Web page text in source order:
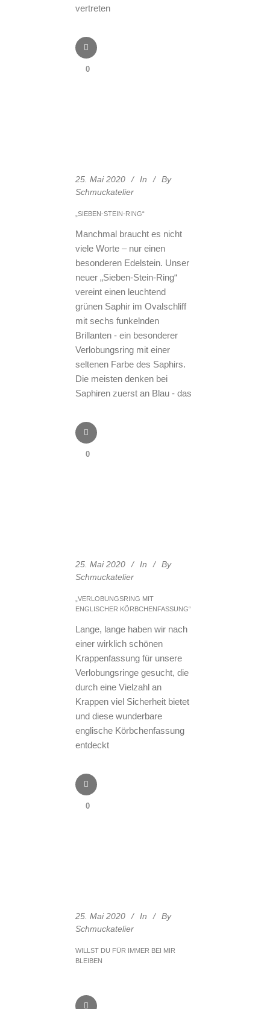
vertreten
0
25. Mai 2020 In
By
Schmuckatelier
„SIEBEN-STEIN-RING“
Manchmal braucht es nicht
viele Worte – nur einen
besonderen Edelstein. Unser
neuer „Sieben-Stein-Ring“
vereint einen leuchtend
grünen Saphir im Ovalschliff
mit sechs funkelnden
Brillanten - ein besonderer
Verlobungsring mit einer
seltenen Farbe des Saphirs.
Die meisten denken bei
Saphiren zuerst an Blau - das
0
25. Mai 2020 In
By
Schmuckatelier
„VERLOBUNGSRING MIT
ENGLISCHER KÖRBCHENFASSUNG“
Lange, lange haben wir nach
einer wirklich schönen
Krappenfassung für unsere
Verlobungsringe gesucht, die
durch eine Vielzahl an
Krappen viel Sicherheit bietet
und diese wunderbare
englische Körbchenfassung
entdeckt
0
25. Mai 2020 In
By
Schmuckatelier
WILLST DU FÜR IMMER BEI MIR
BLEIBEN